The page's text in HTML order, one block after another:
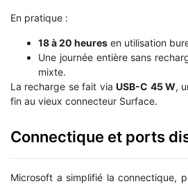
En pratique :
18 à 20 heures en utilisation
Une journée entière sans
mixte.
La recharge se fait viaUSB-C 45 W,
fin au vieux connecteur Surface.
Connectique et ports
Microsoft a simplifié la connectique,